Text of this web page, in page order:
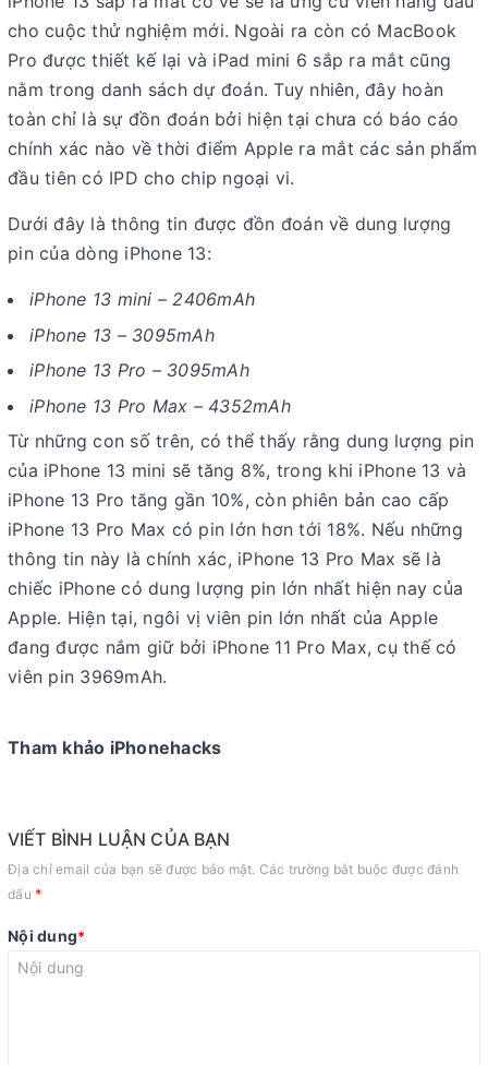
cho cuộc thử nghiệm mới. Ngoài ra còn có MacBook
Pro được thiết kế lại và iPad mini 6 sắp ra mắt cũng
nằm trong danh sách dự đoán. Tuy nhiên, đây hoàn
toàn chỉ là sự đồn đoán bởi hiện tại chưa có báo cáo
chính xác nào về thời điểm Apple ra mắt các sản phẩm
đầu tiên có IPD cho chip ngoại vi.
Dưới đây là thông tin được đồn đoán về dung lượng
pin của dòng iPhone 13:
iPhone 13 mini – 2406mAh
iPhone 13 – 3095mAh
iPhone 13 Pro – 3095mAh
iPhone 13 Pro Max – 4352mAh
Từ những con số trên, có thể thấy rằng dung lượng pin
của iPhone 13 mini sẽ tăng 8%, trong khi iPhone 13 và
iPhone 13 Pro tăng gần 10%, còn phiên bản cao cấp
iPhone 13 Pro Max có pin lớn hơn tới 18%. Nếu những
thông tin này là chính xác, iPhone 13 Pro Max sẽ là
chiếc iPhone có dung lượng pin lớn nhất hiện nay của
Apple. Hiện tại, ngôi vị viên pin lớn nhất của Apple
đang được nắm giữ bởi iPhone 11 Pro Max, cụ thế có
viên pin 3969mAh.
Tham khảo iPhonehacks
VIẾT BÌNH LUẬN CỦA BẠN
Địa chỉ email của bạn sẽ được bảo mật. Các trường bắt buộc được đánh
dấu *
Nội dung*